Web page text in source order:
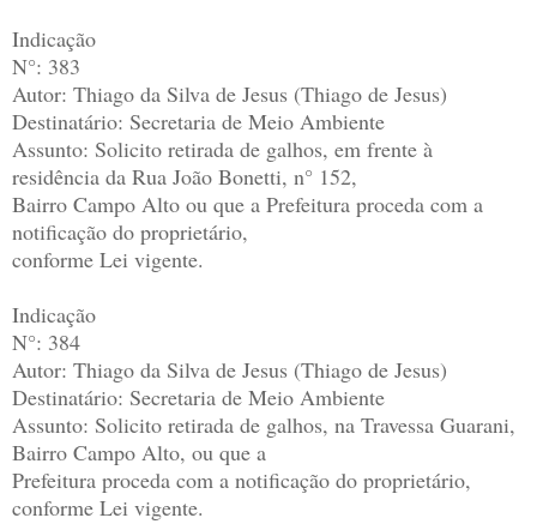
Indicação
N°: 383
Autor: Thiago da Silva de Jesus (Thiago de Jesus)
Destinatário: Secretaria de Meio Ambiente
Assunto: Solicito retirada de galhos, em frente à
residência da Rua João Bonetti, n° 152,
Bairro Campo Alto ou que a Prefeitura proceda com a
notificação do proprietário,
conforme Lei vigente.
Indicação
N°: 384
Autor: Thiago da Silva de Jesus (Thiago de Jesus)
Destinatário: Secretaria de Meio Ambiente
Assunto: Solicito retirada de galhos, na Travessa Guarani,
Bairro Campo Alto, ou que a
Prefeitura proceda com a notificação do proprietário,
conforme Lei vigente.